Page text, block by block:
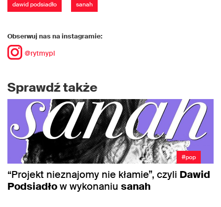
dawid podsiadło sanah
Obserwuj nas na instagramie:
@rytmypl
Sprawdź także
#pop
“Projekt nieznajomy nie kłamie”, czyli Dawid
Podsiadłow wykonaniu sanah